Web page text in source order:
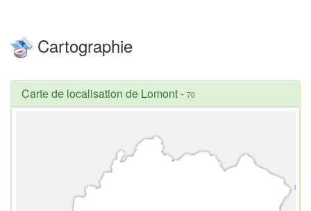
Cartographie
Carte de localisation de Lomont- 70